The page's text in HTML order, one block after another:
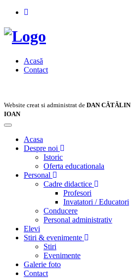
Acasă
Contact
Website creat si administrat de DAN CĂTĂLIN
IOAN
Toggle
navigationAcasa
Despre noi
Istoric
Oferta educationala
Personal
Cadre didactice
Profesori
Invatatori / Educatori
Conducere
Personal administrativ
Elevi
Stiri & evenimente
Stiri
Evenimente
Galerie foto
Contact